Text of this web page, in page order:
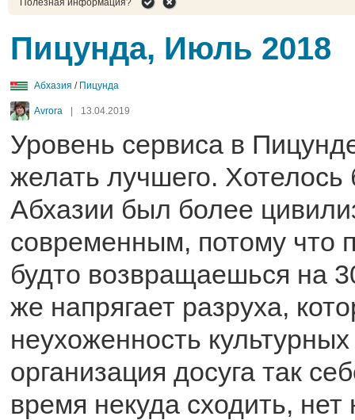
Полезная информация?
Пицунда, Июль 2018
Абхазия / Пицунда
Avrora 13.04.2019
Уровень сервиса в
желать лучшего.
Абхазии был более
современным, потому что
будто возвращаешься на
же напрягает разруха,
неухоженность
организация досуга так
время некуда сходить, нет